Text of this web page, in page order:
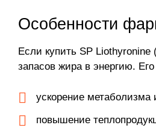
Особенности
Если купить SP Liothyronine
запасов жира в энергию.
ускорение метаболизма
повышение